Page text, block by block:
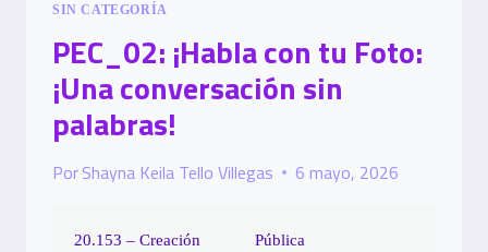
SIN CATEGORÍA
PEC_02: ¡Habla con tu Foto:
¡Una conversación sin
palabras!
PorShayna Keila Tello Villegas 6 mayo, 2026
20.153 – Creación
Pública